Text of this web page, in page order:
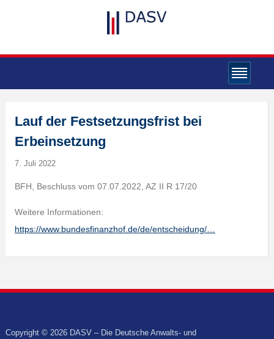
Lauf der Festsetzungsfrist bei
Erbeinsetzung
7. Juli 2022
BFH, Beschluss vom 07.07.2022, AZ II R 17/20
Weitere Informationen:
https://www.bundesfinanzhof.de/de/entscheidung/…
Copyright © 2026 DASV – Die Deutsche Anwalts- und